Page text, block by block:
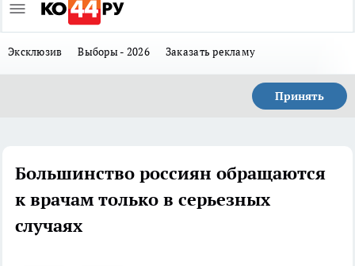
Эксклюзив Выборы - 2026 Заказать рекламу
Принять
Большинство россиян обращаются
к врачам только в серьезных
случаях